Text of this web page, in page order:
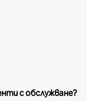
с обслужване?